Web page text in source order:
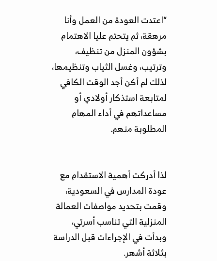
“اعتدت العودة من العمل وأنا
مرهقة، ثم يتحتم عليا الاهتمام
بشؤون المنزل من تنظيف،
وترتيب، وغسل الثياب وتنظيمها،
لذلك لم أكن أجد الوقت الكافي
لمتابعة استذكار أولادي أو
مساعداتهم في أداء المهام
المطلوبة منهم.
لذا أدركت أهمية الاستقدام مع
عودة المدارس في السعودية،
وقمت بتحديد مواصفات العمالة
المنزلية التي تناسب أسرتي،
وبدأت في الإجراءات قبل الدراسة
بثلاثة أشهر.